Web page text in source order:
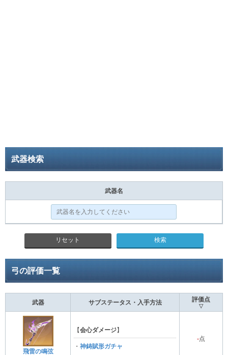
武器検索
武器名
リセット
弓の評価一覧
武器 サブステータス・入手方法 評価点
▽
飛雷の鳴弦
【会心ダメージ】
・ 神鋳賦形ガチャ
-点